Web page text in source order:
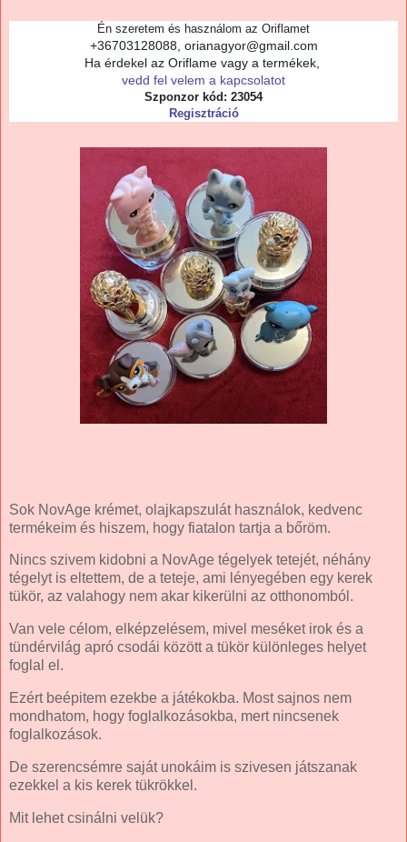
Én szeretem és használom az Oriflamet
+36703128088, orianagyor@gmail.com
Ha érdekel az Oriflame vagy a termékek,
vedd fel velem a kapcsolatot
Szponzor kód: 23054
Regisztráció
Sok NovAge krémet, olajkapszulát használok, kedvenc
termékeim és hiszem, hogy fiatalon tartja a bőröm.
Nincs szivem kidobni a NovAge tégelyek tetejét, néhány
tégelyt is eltettem, de a teteje, ami lényegében egy kerek
tükör, az valahogy nem akar kikerülni az otthonomból.
Van vele célom, elképzelésem, mivel meséket irok és a
tündérvilág apró csodái között a tükör különleges helyet
foglal el.
Ezért beépitem ezekbe a játékokba. Most sajnos nem
mondhatom, hogy foglalkozásokba, mert nincsenek
foglalkozások.
De szerencsémre saját unokáim is szivesen játszanak
ezekkel a kis kerek tükrökkel.
Mit lehet csinálni velük?